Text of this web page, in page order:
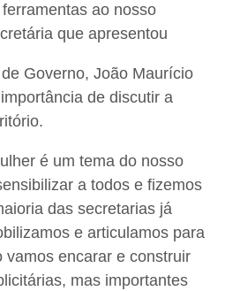
ao nosso
que apresentou
Governo, João Maurício
de discutir a
é um tema do nosso
a todos e fizemos
das secretarias já
e articulamos para
vamos encarar e construir
mas importantes